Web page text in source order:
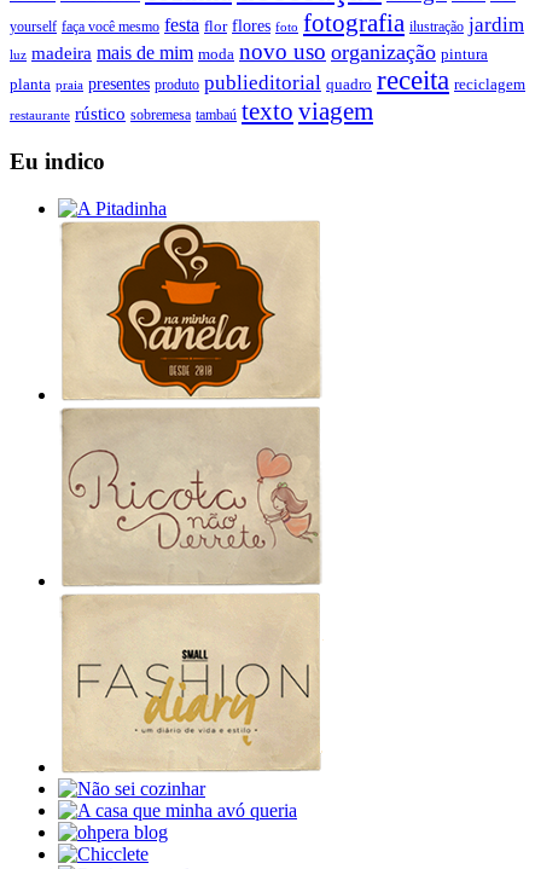
yourself faça você mesmo festa flor flores foto fotografia ilustração jardim
luz madeira mais de mim moda novo uso organização pintura
planta praia presentes produto publieditorial quadro receita reciclagem
restaurante rústico sobremesa tambaú texto viagem
Eu indico